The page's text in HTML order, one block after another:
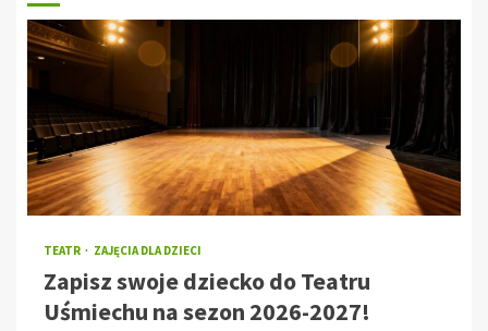
TEATR ZAJĘCIA DLA DZIECI
Zapisz swoje dziecko do Teatru
Uśmiechu na sezon 2026-2027!